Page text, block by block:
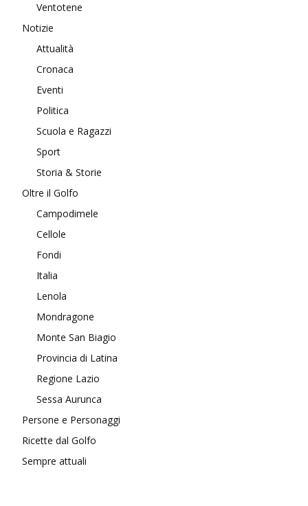
Ventotene
Notizie
Attualità
Cronaca
Eventi
Politica
Scuola e Ragazzi
Sport
Storia & Storie
Oltre il Golfo
Campodimele
Cellole
Fondi
Italia
Lenola
Mondragone
Monte San Biagio
Provincia di Latina
Regione Lazio
Sessa Aurunca
Persone e Personaggi
Ricette dal Golfo
Sempre attuali